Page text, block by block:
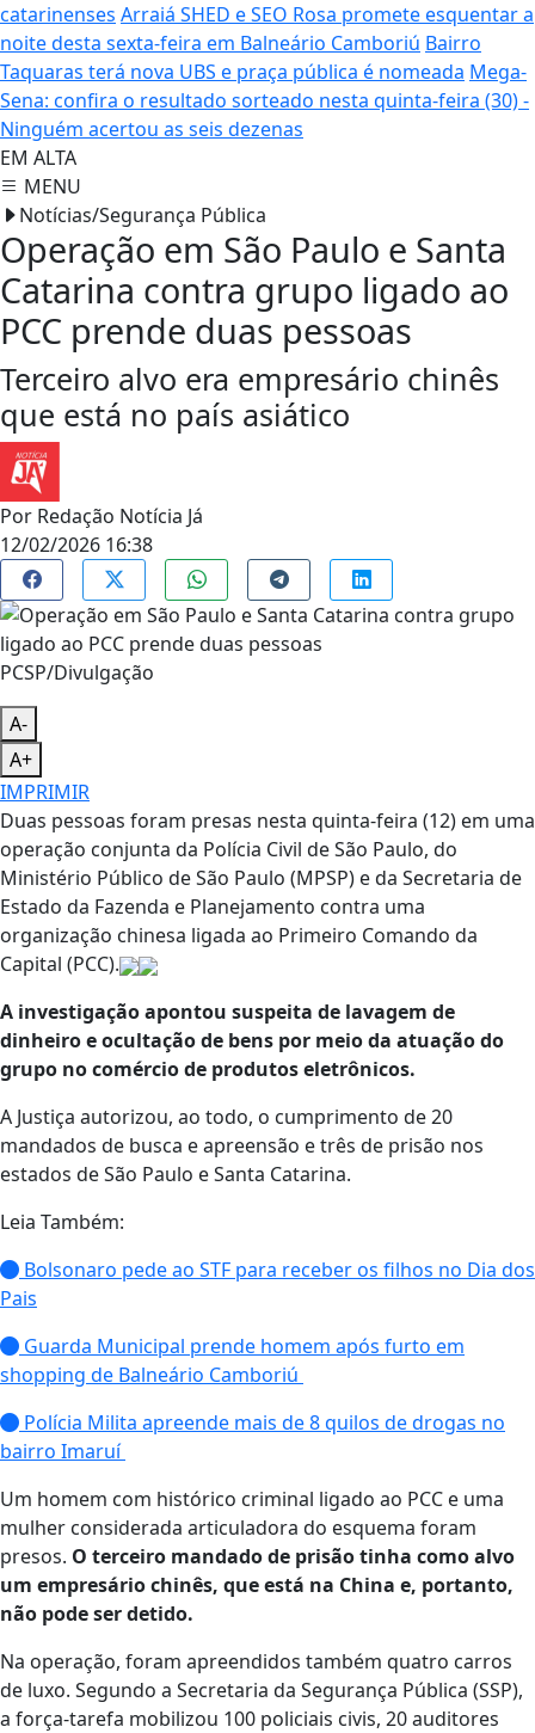
catarinenses Arraiá SHED e SEO Rosa promete esquentar a
noite desta sexta-feira em Balneário Camboriú Bairro
Taquaras terá nova UBS e praça pública é nomeada Mega-
Sena: confira o resultado sorteado nesta quinta-feira (30) -
Ninguém acertou as seis dezenas
EM ALTA
MENU
Notícias/Segurança Pública
Operação em São Paulo e Santa
Catarina contra grupo ligado ao
PCC prende duas pessoas
Terceiro alvo era empresário chinês
que está no país asiático
Por Redação Notícia Já
12/02/2026 16:38
PCSP/Divulgação
A-
A+
IMPRIMIR
Duas pessoas foram presas nesta quinta-feira (12) em uma
operação conjunta da Polícia Civil de São Paulo, do
Ministério Público de São Paulo (MPSP) e da Secretaria de
Estado da Fazenda e Planejamento contra uma
organização chinesa ligada ao Primeiro Comando da
Capital (PCC).
A investigação apontou suspeita de lavagem de
dinheiro e ocultação de bens por meio da atuação do
grupo no comércio de produtos eletrônicos.
A Justiça autorizou, ao todo, o cumprimento de 20
mandados de busca e apreensão e três de prisão nos
estados de São Paulo e Santa Catarina.
Leia Também:
Bolsonaro pede ao STF para receber os filhos no Dia dos
Pais
Guarda Municipal prende homem após furto em
shopping de Balneário Camboriú
Polícia Milita apreende mais de 8 quilos de drogas no
bairro Imaruí
Um homem com histórico criminal ligado ao PCC e uma
mulher considerada articuladora do esquema foram
presos. O terceiro mandado de prisão tinha como alvo
um empresário chinês, que está na China e, portanto,
não pode ser detido.
Na operação, foram apreendidos também quatro carros
de luxo. Segundo a Secretaria da Segurança Pública (SSP),
a força-tarefa mobilizou 100 policiais civis, 20 auditores